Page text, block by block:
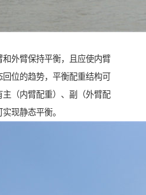
外臂保持平衡，且应使内臂
位的趋势，平衡配重结构可
（内臂配重）、副（外臂配
现静态平衡。